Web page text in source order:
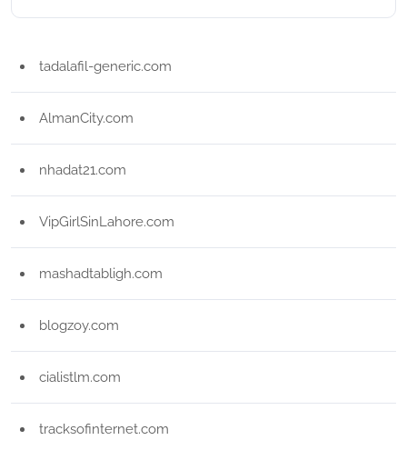
tadalafil-generic.com
AlmanCity.com
nhadat21.com
VipGirlSinLahore.com
mashadtabligh.com
blogzoy.com
cialistlm.com
tracksofinternet.com